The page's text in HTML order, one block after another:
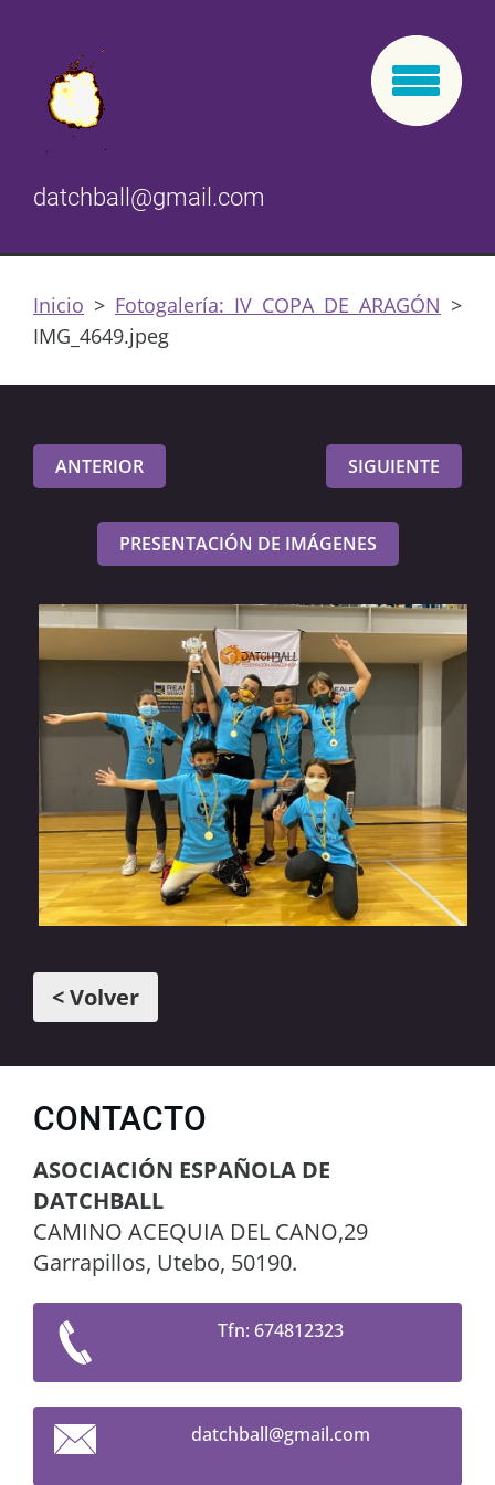
datchball@gmail.com
Inicio > Fotogalería: IV COPA DE ARAGÓN >
IMG_4649.jpeg
ANTERIOR SIGUIENTE
PRESENTACIÓN DE IMÁGENES
< Volver
CONTACTO
ASOCIACIÓN ESPAÑOLA DE
DATCHBALL
CAMINO ACEQUIA DEL CANO,29
Garrapillos, Utebo, 50190.
Tfn: 674812323
datchball@gmail.com